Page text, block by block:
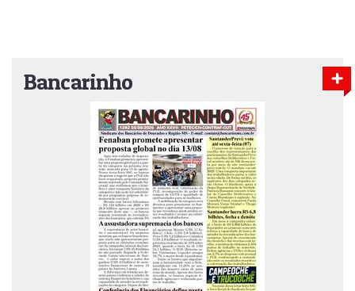
Bancarinho